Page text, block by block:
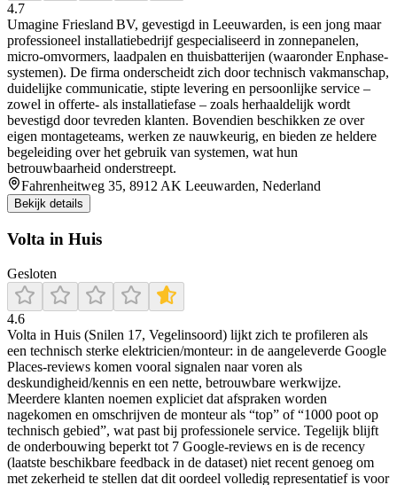
4.7
Umagine Friesland BV, gevestigd in Leeuwarden, is een jong maar
professioneel installatiebedrijf gespecialiseerd in zonnepanelen,
micro‑omvormers, laadpalen en thuisbatterijen (waaronder Enphase-
systemen). De firma onderscheidt zich door technisch vakmanschap,
duidelijke communicatie, stipte levering en persoonlijke service –
zowel in offerte- als installatiefase – zoals herhaaldelijk wordt
bevestigd door tevreden klanten. Bovendien beschikken ze over
eigen montageteams, werken ze nauwkeurig, en bieden ze heldere
begeleiding over het gebruik van systemen, wat hun
betrouwbaarheid onderstreept.
Fahrenheitweg 35, 8912 AK Leeuwarden, Nederland
Bekijk details
Volta in Huis
Gesloten
4.6
Volta in Huis (Snilen 17, Vegelinsoord) lijkt zich te profileren als
een technisch sterke elektricien/monteur: in de aangeleverde Google
Places-reviews komen vooral signalen naar voren als
deskundigheid/kennis en een nette, betrouwbare werkwijze.
Meerdere klanten noemen expliciet dat afspraken worden
nagekomen en omschrijven de monteur als “top” of “1000 poot op
technisch gebied”, wat past bij professionele service. Tegelijk blijft
de onderbouwing beperkt tot 7 Google-reviews en is de recency
(laatste beschikbare feedback in de dataset) niet recent genoeg om
met zekerheid te stellen dat dit oordeel volledig representatief is voor